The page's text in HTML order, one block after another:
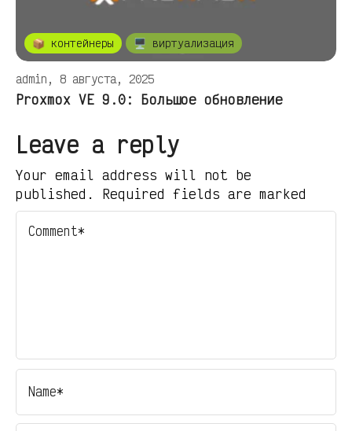
📦 контейнеры 🖥️ виртуализация
admin, 8 августа, 2025
Proxmox VE 9.0: Большое обновление
Leave a reply
Your email address will not be
published. Required fields are marked